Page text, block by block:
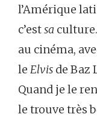
l’Amérique
c’estsa
au cinéma,
le Elvis de Baz
Quand je le
le trouve très